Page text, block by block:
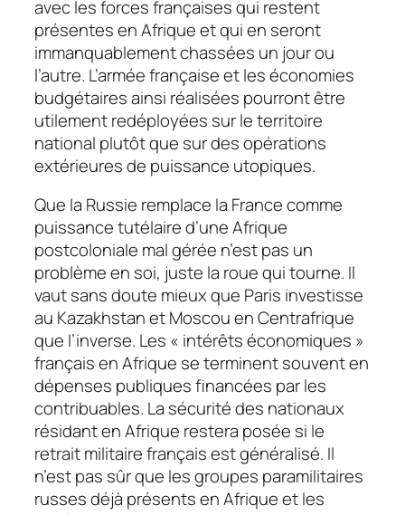
avec les forces françaises qui restent
présentes en Afrique et qui en seront
immanquablement chassées un jour ou
l’autre. L’armée française et les économies
budgétaires ainsi réalisées pourront être
utilement redéployées sur le territoire
national plutôt que sur des opérations
extérieures de puissance utopiques.
Que la Russie remplace la France comme
puissance tutélaire d’une Afrique
postcoloniale mal gérée n’est pas un
problème en soi, juste la roue qui tourne. Il
vaut sans doute mieux que Paris investisse
au Kazakhstan et Moscou en Centrafrique
que l’inverse. Les « intérêts économiques »
français en Afrique se terminent souvent en
dépenses publiques financées par les
contribuables. La sécurité des nationaux
résidant en Afrique restera posée si le
retrait militaire français est généralisé. Il
n’est pas sûr que les groupes paramilitaires
russes déjà présents en Afrique et les